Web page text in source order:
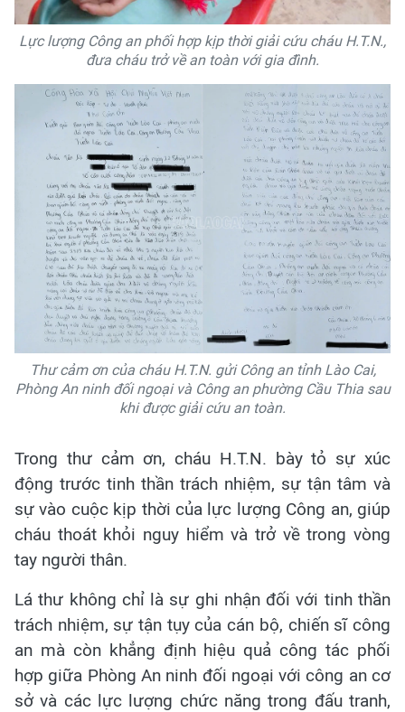
Lực lượng Công an phối hợp kịp thời giải cứu cháu H.T.N.,
đưa cháu trở về an toàn với gia đình.
Thư cảm ơn của cháu H.T.N. gửi Công an tỉnh Lào Cai,
Phòng An ninh đối ngoại và Công an phường Cầu Thia sau
khi được giải cứu an toàn.
Trong thư cảm ơn, cháu H.T.N. bày tỏ sự xúc
động trước tinh thần trách nhiệm, sự tận tâm và
sự vào cuộc kịp thời của lực lượng Công an, giúp
cháu thoát khỏi nguy hiểm và trở về trong vòng
tay người thân.
Lá thư không chỉ là sự ghi nhận đối với tinh thần
trách nhiệm, sự tận tụy của cán bộ, chiến sĩ công
an mà còn khẳng định hiệu quả công tác phối
hợp giữa Phòng An ninh đối ngoại với công an cơ
sở và các lực lượng chức năng trong đấu tranh,